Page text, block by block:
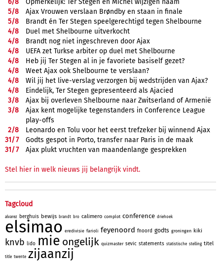
5/8
Ajax Vrouwen verslaan Brøndby en staan in finale
5/8
Brandt én Ter Stegen speelgerechtigd tegen Shelbourne
4/8
Duel met Shelbourne uitverkocht
4/8
Brandt nog niet ingeschreven door Ajax
4/8
UEFA zet Turkse arbiter op duel met Shelbourne
4/8
Heb jij Ter Stegen al in je favoriete basiself gezet?
4/8
Weet Ajax ook Shelbourne te verslaan?
4/8
Wil jij het live-verslag verzorgen bij wedstrijden van Ajax?
4/8
Eindelijk, Ter Stegen gepresenteerd als Ajacied
3/8
Ajax bij overleven Shelbourne naar Zwitserland of Armenië
3/8
Ajax kent mogelijke tegenstanders in Conference League
play-offs
2/8
Leonardo en Tolu voor het eerst trefzeker bij winnend Ajax
31/7
Godts gespot in Porto, transfer naar Paris in de maak
31/7 Ajax plukt vruchten van maandenlange gesprekken
Stel hier in welk nieuws jij belangrijk vindt.
Tagcloud
alvarez berghuis bewijs brandt bro calimero complot conference driehoek
elsimao eredivisie farioli feyenoord fnoord godts groningen kiki
knvb lido mie ongelijk quizmaster sevic statements statistische stelling titel
title twente zijaanzij